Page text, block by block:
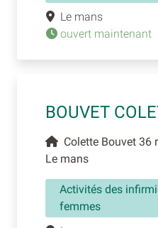
Le mans
ouvert maintenant
BOUVET
Colette Bouvet 36
Le mans
Activités des
femmes